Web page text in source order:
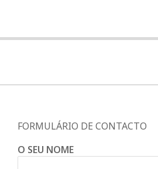
Q
u
n
FORMULÁRIO DE CONTACTO
O SEU NOME